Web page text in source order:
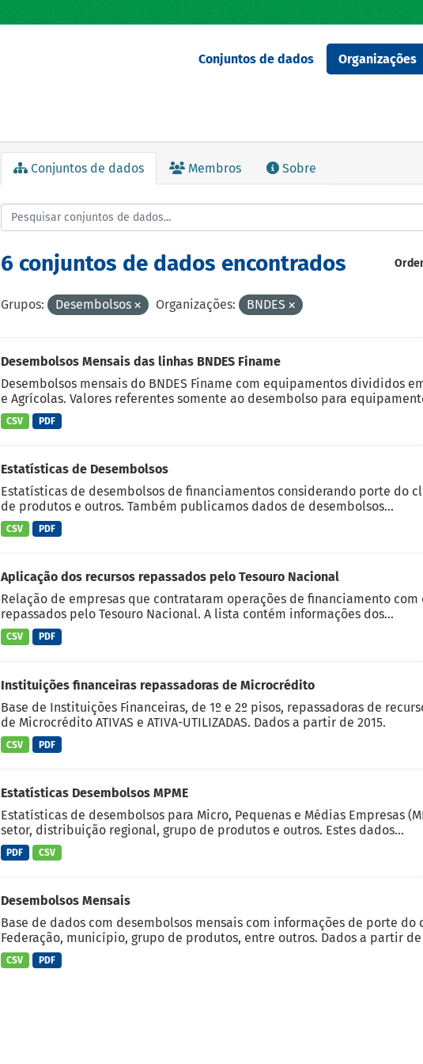
Conjuntos de dados Organizações
Conjuntos de dados Membros Sobre
6 conjuntos de dados encontrados
Grupos: Desembolsos Organizações: BNDES
Desembolsos Mensais das linhas BNDES Finame
Desembolsos mensais do BNDES Finame com equipamentos divididos
e Agrícolas. Valores referentes somente ao desembolso para
CSV PDF
Estatísticas de Desembolsos
Estatísticas de desembolsos de financiamentos considerando porte do
de produtos e outros. Também publicamos dados de desembolsos...
CSV PDF
Aplicação dos recursos repassados pelo Tesouro Nacional
Relação de empresas que contrataram operações de financiamento com
repassados pelo Tesouro Nacional. A lista contém informações dos...
CSV PDF
Instituições financeiras repassadoras de Microcrédito
Base de Instituições Financeiras, de 1º e 2º pisos, repassadoras de
de Microcrédito ATIVAS e ATIVA-UTILIZADAS. Dados a partir de 2015.
CSV PDF
Estatísticas Desembolsos MPME
Estatísticas de desembolsos para Micro, Pequenas e Médias Empresas
setor, distribuição regional, grupo de produtos e outros. Estes dados...
PDF CSV
Desembolsos Mensais
Base de dados com desembolsos mensais com informações de porte do
Federação, município, grupo de produtos, entre outros. Dados a partir de
CSV PDF